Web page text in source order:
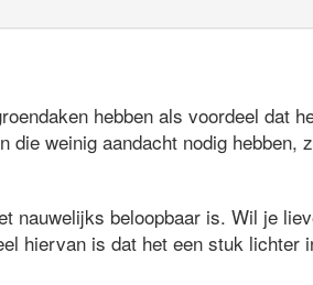
hebben als voordeel dat
weinig aandacht nodig hebben,
nauwelijks beloopbaar is. Wil je
hiervan is dat het een stuk lichter